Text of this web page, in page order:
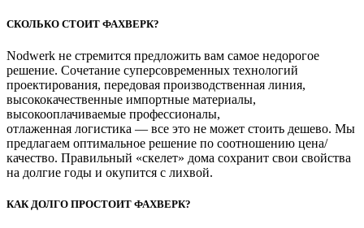
СКОЛЬКО СТОИТ ФАХВЕРК?
Nodwerk не стремится предложить вам самое недорогое
решение. Сочетание суперсовременных технологий
проектирования, передовая производственная линия,
высококачественные импортные материалы,
высокооплачиваемые профессионалы,
отлаженная логистика — все это не может стоить дешево. Мы
предлагаем оптимальное решение по соотношению цена/
качество. Правильный «скелет» дома сохранит свои свойства
на долгие годы и окупится с лихвой.
КАК ДОЛГО ПРОСТОИТ ФАХВЕРК?